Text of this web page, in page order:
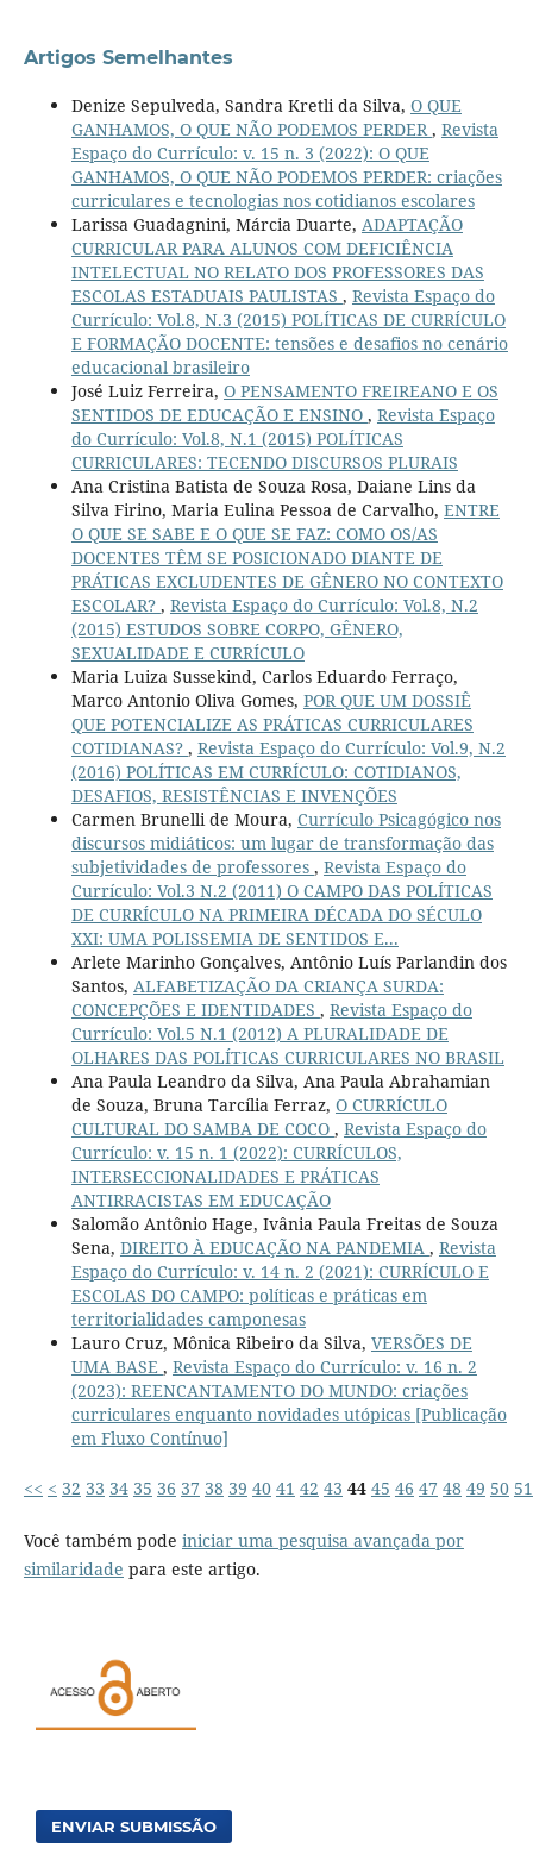
Artigos Semelhantes
Denize Sepulveda, Sandra Kretli da Silva, O QUE
GANHAMOS, O QUE NÃO PODEMOS PERDER, Revista
Espaço do Currículo: v. 15 n. 3 (2022): O QUE
GANHAMOS, O QUE NÃO PODEMOS PERDER: criações
curriculares e tecnologias nos cotidianos escolares
Larissa Guadagnini, Márcia Duarte, ADAPTAÇÃO
CURRICULAR PARA ALUNOS COM DEFICIÊNCIA
INTELECTUAL NO RELATO DOS PROFESSORES DAS
ESCOLAS ESTADUAIS PAULISTAS , Revista Espaço do
Currículo: Vol.8, N.3 (2015) POLÍTICAS DE CURRÍCULO
E FORMAÇÃO DOCENTE: tensões e desafios no cenário
educacional brasileiro
José Luiz Ferreira, O PENSAMENTO FREIREANO E OS
SENTIDOS DE EDUCAÇÃO E ENSINO , Revista Espaço
do Currículo: Vol.8, N.1 (2015) POLÍTICAS
CURRICULARES: TECENDO DISCURSOS PLURAIS
Ana Cristina Batista de Souza Rosa, Daiane Lins da
Silva Firino, Maria Eulina Pessoa de Carvalho, ENTRE
O QUE SE SABE E O QUE SE FAZ: COMO OS/AS
DOCENTES TÊM SE POSICIONADO DIANTE DE
PRÁTICAS EXCLUDENTES DE GÊNERO NO CONTEXTO
ESCOLAR? , Revista Espaço do Currículo: Vol.8, N.2
(2015) ESTUDOS SOBRE CORPO, GÊNERO,
SEXUALIDADE E CURRÍCULO
Maria Luiza Sussekind, Carlos Eduardo Ferraço,
Marco Antonio Oliva Gomes, POR QUE UM DOSSIÊ
QUE POTENCIALIZE AS PRÁTICAS CURRICULARES
COTIDIANAS? , Revista Espaço do Currículo: Vol.9, N.2
(2016) POLÍTICAS EM CURRÍCULO: COTIDIANOS,
DESAFIOS, RESISTÊNCIAS E INVENÇÕES
Carmen Brunelli de Moura, Currículo Psicagógico nos
discursos midiáticos: um lugar de transformação das
subjetividades de professores , Revista Espaço do
Currículo: Vol.3 N.2 (2011) O CAMPO DAS POLÍTICAS
DE CURRÍCULO NA PRIMEIRA DÉCADA DO SÉCULO
XXI: UMA POLISSEMIA DE SENTIDOS E...
Arlete Marinho Gonçalves, Antônio Luís Parlandin dos
Santos, ALFABETIZAÇÃO DA CRIANÇA SURDA:
CONCEPÇÕES E IDENTIDADES , Revista Espaço do
Currículo: Vol.5 N.1 (2012) A PLURALIDADE DE
OLHARES DAS POLÍTICAS CURRICULARES NO BRASIL
Ana Paula Leandro da Silva, Ana Paula Abrahamian
de Souza, Bruna Tarcília Ferraz, O CURRÍCULO
CULTURAL DO SAMBA DE COCO , Revista Espaço do
Currículo: v. 15 n. 1 (2022): CURRÍCULOS,
INTERSECCIONALIDADES E PRÁTICAS
ANTIRRACISTAS EM EDUCAÇÃO
Salomão Antônio Hage, Ivânia Paula Freitas de Souza
Sena, DIREITO À EDUCAÇÃO NA PANDEMIA , Revista
Espaço do Currículo: v. 14 n. 2 (2021): CURRÍCULO E
ESCOLAS DO CAMPO: políticas e práticas em
territorialidades camponesas
Lauro Cruz, Mônica Ribeiro da Silva, VERSÕES DE
UMA BASE , Revista Espaço do Currículo: v. 16 n. 2
(2023): REENCANTAMENTO DO MUNDO: criações
curriculares enquanto novidades utópicas [Publicação
em Fluxo Contínuo]
<< < 32 33 34 35 36 37 38 39 40 41 42 43 44 45 46 47 48 49 50 51
Você também pode iniciar uma pesquisa avançada por
similaridade para este artigo.
ENVIAR SUBMISSÃO